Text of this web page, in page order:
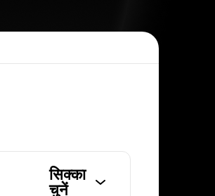
सिक्का
चुनें